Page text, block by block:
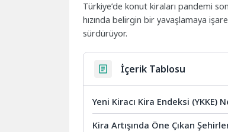
Türkiye’de konut kiraları pandemi
hızında belirgin bir yavaşlamaya
sürdürüyor.
İçerik Tablosu
Yeni Kiracı Kira Endeksi (YKKE)
Kira Artışında Öne Çıkan